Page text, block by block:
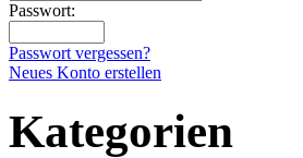
Passwort:
Passwort vergessen?
Neues Konto erstellen
Kategorien